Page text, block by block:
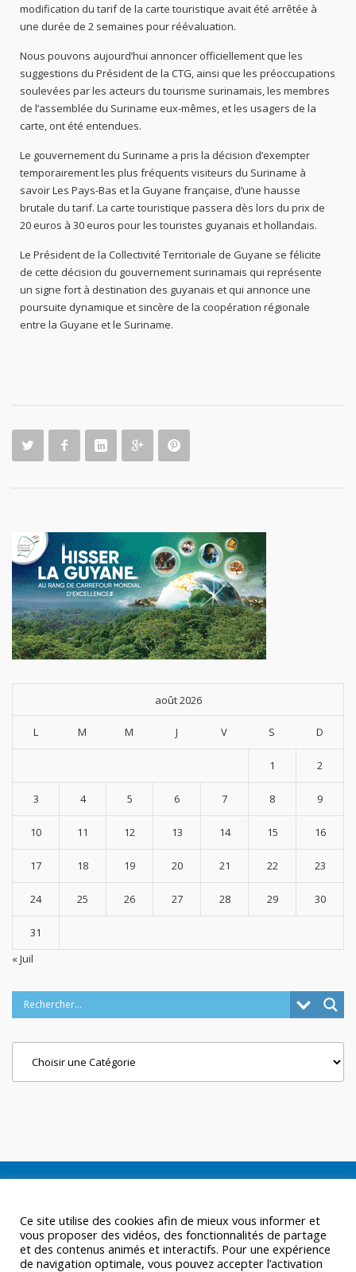
modification du tarif de la carte touristique avait été arrêtée à
une durée de 2 semaines pour réévaluation.
Nous pouvons aujourd’hui annoncer officiellement que les
suggestions du Président de la CTG, ainsi que les préoccupations
soulevées par les acteurs du tourisme surinamais, les membres
de l’assemblée du Suriname eux-mêmes, et les usagers de la
carte, ont été entendues.
Le gouvernement du Suriname a pris la décision d’exempter
temporairement les plus fréquents visiteurs du Suriname à
savoir Les Pays-Bas et la Guyane française, d’une hausse
brutale du tarif. La carte touristique passera dès lors du prix de
20 euros à 30 euros pour les touristes guyanais et hollandais.
Le Président de la Collectivité Territoriale de Guyane se félicite
de cette décision du gouvernement surinamais qui représente
un signe fort à destination des guyanais et qui annonce une
poursuite dynamique et sincère de la coopération régionale
entre la Guyane et le Suriname.
août 2026
L M M J V S D
1 2
3 4 5 6 7 8 9
10 11 12 13 14 15 16
17 18 19 20 21 22 23
24 25 26 27 28 29 30
31
« Juil
Ce site utilise des cookies afin de mieux vous informer et
vous proposer des vidéos, des fonctionnalités de partage
et des contenus animés et interactifs. Pour une expérience
de navigation optimale, vous pouvez accepter l’activation